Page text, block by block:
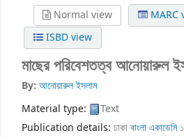
Normal view
MARC
ISBD view
মাছের পরিবেশতত্বআনোয়ারুল
By: আনোয়ারুল ইসলাম
Material type:
Text
Publication details: ঢাকাবাংলা একাডেমি